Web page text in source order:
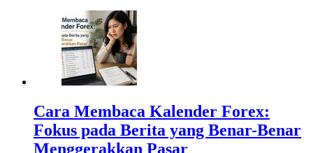
Cara Membaca Kalender Forex:
Fokus pada Berita yang Benar-Benar
Menggerakkan Pasar